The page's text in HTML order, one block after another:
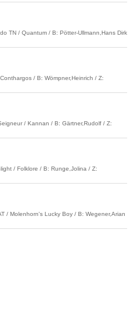
TN / Quantum / B: Pötter-Ullmann,Hans Dirk
/ B: Wömpner,Heinrich / Z:
/ Kannan / B: Gärtner,Rudolf / Z:
/ Folklore / B: Runge,Jolina / Z:
/ Molenhorn's Lucky Boy / B: Wegener,Arian